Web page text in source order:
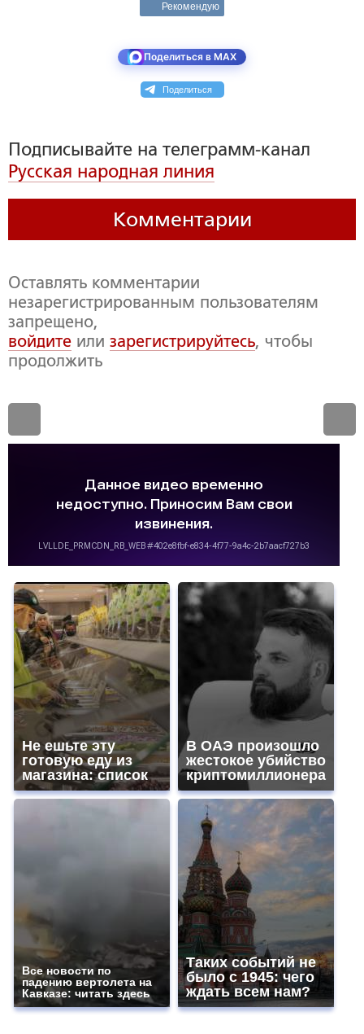
Рекомендую
Поделиться в MAX
Поделиться
Подписывайте на телеграмм-канал
Русская народная линия
Комментарии
Оставлять комментарии
незарегистрированным пользователям
запрещено,
войдите или зарегистрируйтесь, чтобы
продолжить
Не ешьте эту
готовую еду из
магазина: список
В ОАЭ произошло
жестокое убийство
криптомиллионера
Все новости по
падению вертолета на
Кавказе: читать здесь
Таких событий не
было с 1945: чего
ждать всем нам?